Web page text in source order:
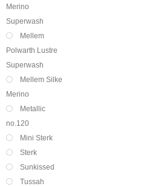
Merino
Superwash
Mellem
Polwarth Lustre
Superwash
Mellem Silke
Merino
Metallic
no.120
Mini Sterk
Sterk
Sunkissed
Tussah